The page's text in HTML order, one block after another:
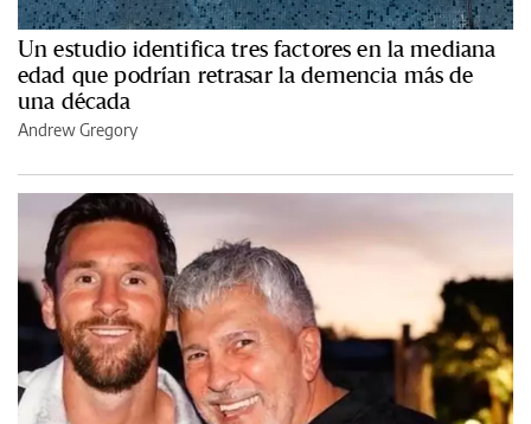
Un estudio identifica tres factores en la mediana
edad que podrían retrasar la demencia más de
una década
Andrew Gregory